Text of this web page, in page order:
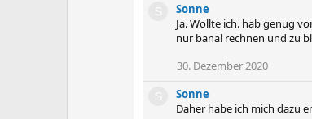
S
Sonne
Ja. Wollte ich. hab genug
nur banal rechnen und zu
30. Dezember 2020
S
Sonne
Daher habe ich mich dazu